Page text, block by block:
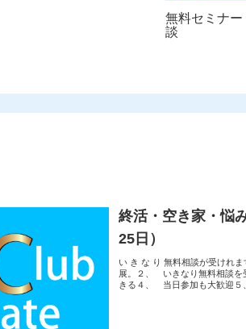
無料セミナー
談
終活・空き家・
25日）
い き な り 無料相談が受けれ
展。２、 いきなり無料相談を
きる４、 当日参加も大歓迎